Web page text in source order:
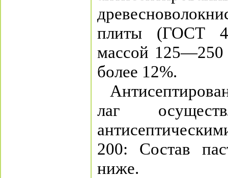
плиты (ГОСТ
массой
более 12%.
лаг
200: Состав
ниже.